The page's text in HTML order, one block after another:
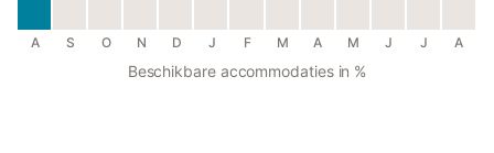
A S O N D J F M A M J J A
Beschikbare accommodaties in %